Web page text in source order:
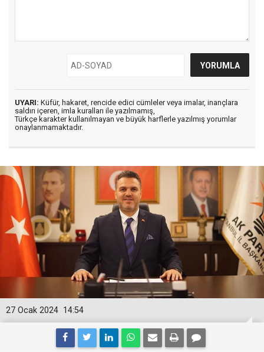
UYARI: Küfür, hakaret, rencide edici cümleler veya imalar, inançlara
saldırı içeren, imla kuralları ile yazılmamış,
Türkçe karakter kullanılmayan ve büyük harflerle yazılmış yorumlar
onaylanmamaktadır.
14:54
27 Ocak 2024